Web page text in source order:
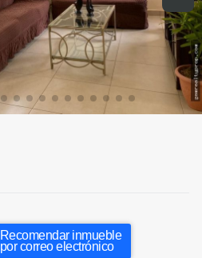
Recomendar inmueble
por correo electrónico